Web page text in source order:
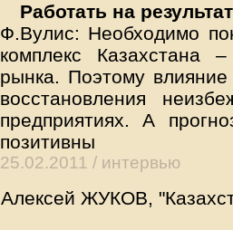
Работать на результат
Ф.Вулис: Необходимо
комплекс Казахстана
рынка. Поэтому влияние
восстановления
предприятиях. А
позитивны
25.02.2011 / интервью
Алексей ЖУКОВ,